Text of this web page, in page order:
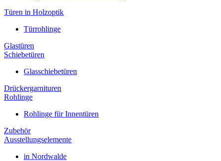
Türen in Holzoptik
Türrohlinge
Glastüren
Schiebetüren
Glasschiebetüren
Drückergarnituren
Rohlinge
Rohlinge für Innentüren
Zubehör
Ausstellungselemente
in Nordwalde